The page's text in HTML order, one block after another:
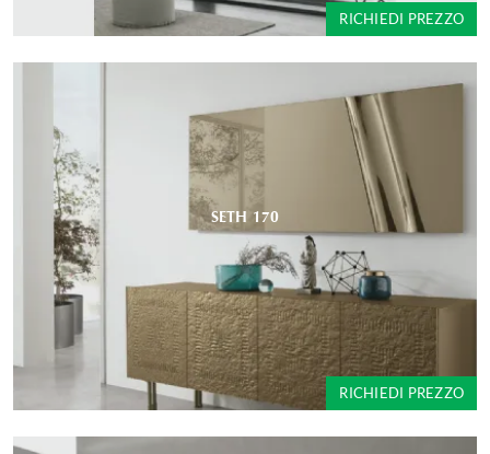
RICHIEDI PREZZO
SETH 170
RICHIEDI PREZZO